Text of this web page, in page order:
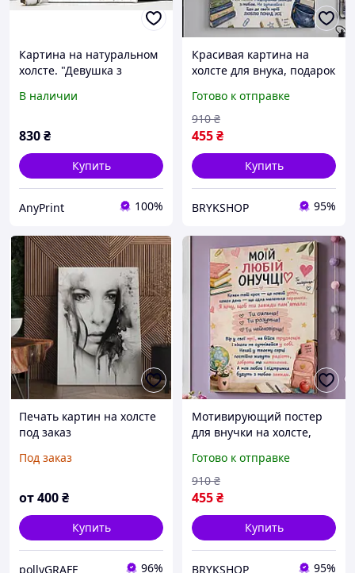
Картина на натуральном
холсте. "Девушка з
см
В наличии
830₴
Купить
AnyPrint 100%
Красивая картина на
холсте для внука, подарок
декоративный
интерьерный постер с
пожеланием
Готово к отправке
455₴
910 ₴
Купить
BRYKSHOP 95%
Печать картин на холсте
под заказ
Под заказ
от400₴
Купить
pollyGRAFF 96%
Мотивирующий постер
для внучки на холсте,
декор для детской
комнаты, картина в
подарок для внучки
Готово к отправке
455₴
910 ₴
Купить
BRYKSHOP 95%